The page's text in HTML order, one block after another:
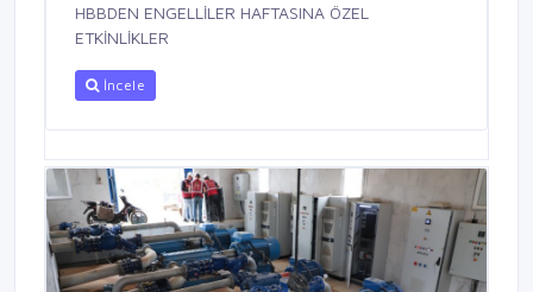
HBBDEN ENGELLİLER HAFTASINA ÖZEL
ETKİNLİKLER
İncele